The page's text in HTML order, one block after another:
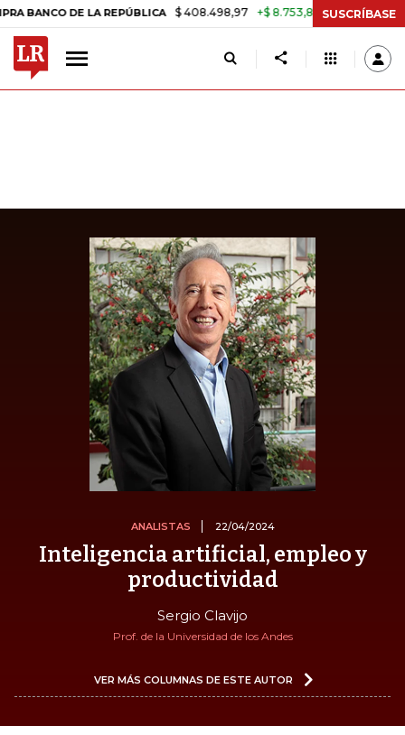
DE LA REPÚBLICA $ 408.498,97 +$ 8.753,81 +2,19% TASA DE
SUSCRÍBASE
ANALISTAS 22/04/2024
Inteligencia artificial, empleo y
productividad
Sergio Clavijo
Prof. de la Universidad de los Andes
VER MÁS COLUMNAS DE ESTE AUTOR